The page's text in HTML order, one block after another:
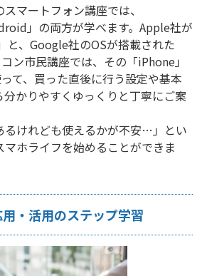
マートフォン講座では、
」の両方が学べます。Apple社が
と、Google社のOSが搭載された
ン市民講座では、その「iPhone」
て、買った直後に行う設定や基本
かりやすくゆっくりと丁寧にご案
るけれども使えるかが不安…」とい
マホライフを始めることができま
・活用のステップ学習